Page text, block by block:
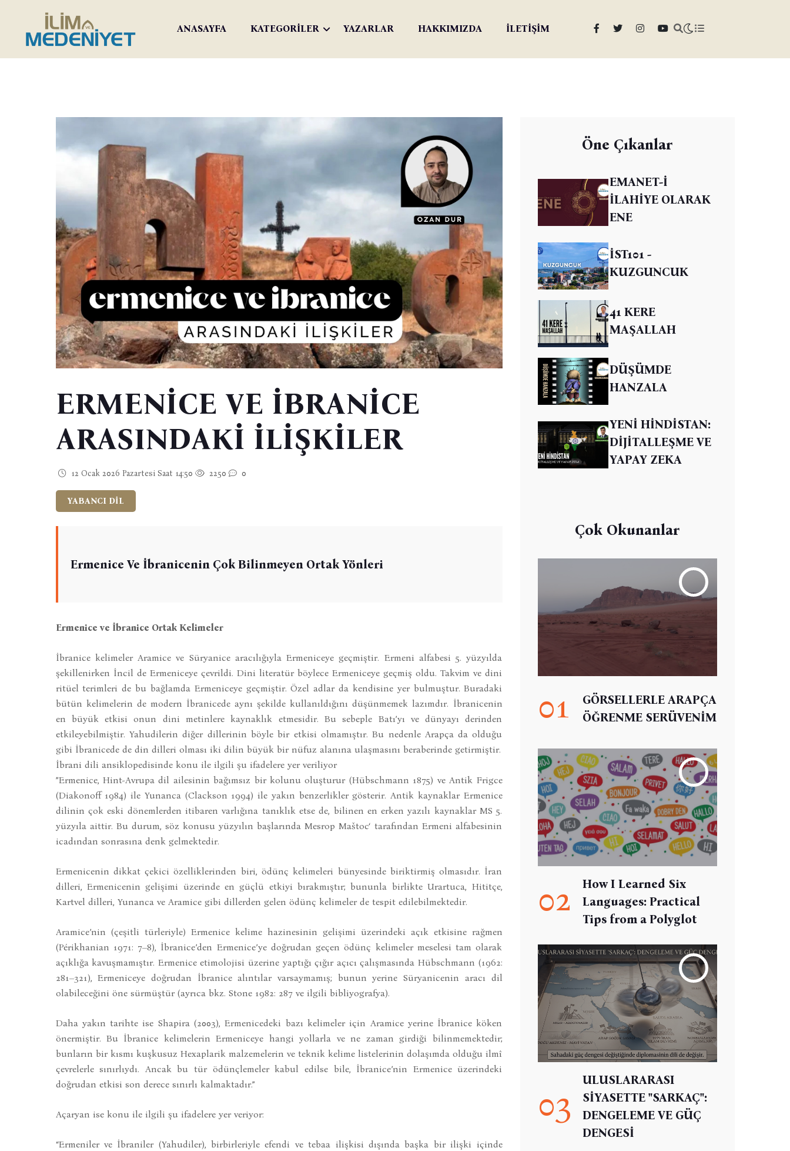
ANASAYFA KATEGORİLER YAZARLAR HAKKIMIZDA İLETİŞİM
ERMENİCE VE İBRANİCE
ARASINDAKİ İLİŞKİLER
12 Ocak 2026 Pazartesi Saat 14:50 2250 0
YABANCI DİL
Ermenice Ve İbranicenin Çok Bilinmeyen Ortak Yönleri
Ermenice ve İbranice Ortak Kelimeler
İbranice kelimeler Aramice ve Süryanice aracılığıyla Ermeniceye geçmiştir. Ermeni alfabesi 5. yüzyılda
şekillenirken İncil de Ermeniceye çevrildi. Dini literatür böylece Ermeniceye geçmiş oldu. Takvim ve dini
ritüel terimleri de bu bağlamda Ermeniceye geçmiştir. Özel adlar da kendisine yer bulmuştur. Buradaki
bütün kelimelerin de modern İbranicede aynı şekilde kullanıldığını düşünmemek lazımdır. İbranicenin
en büyük etkisi onun dini metinlere kaynaklık etmesidir. Bu sebeple Batı’yı ve dünyayı derinden
etkileyebilmiştir. Yahudilerin diğer dillerinin böyle bir etkisi olmamıştır. Bu nedenle Arapça da olduğu
gibi İbranicede de din dilleri olması iki dilin büyük bir nüfuz alanına ulaşmasını beraberinde getirmiştir.
İbrani dili ansiklopedisinde konu ile ilgili şu ifadelere yer veriliyor
”Ermenice, Hint-Avrupa dil ailesinin bağımsız bir kolunu oluşturur (Hübschmann 1875) ve Antik Frigce
(Diakonoff 1984) ile Yunanca (Clackson 1994) ile yakın benzerlikler gösterir. Antik kaynaklar Ermenice
dilinin çok eski dönemlerden itibaren varlığına tanıklık etse de, bilinen en erken yazılı kaynaklar MS 5.
yüzyıla aittir. Bu durum, söz konusu yüzyılın başlarında Mesrop Maštoc‘ tarafından Ermeni alfabesinin
icadından sonrasına denk gelmektedir.
Ermenicenin dikkat çekici özelliklerinden biri, ödünç kelimeleri bünyesinde biriktirmiş olmasıdır. İran
dilleri, Ermenicenin gelişimi üzerinde en güçlü etkiyi bırakmıştır; bununla birlikte Urartuca, Hititçe,
Kartvel dilleri, Yunanca ve Aramice gibi dillerden gelen ödünç kelimeler de tespit edilebilmektedir.
Aramice’nin (çeşitli türleriyle) Ermenice kelime hazinesinin gelişimi üzerindeki açık etkisine rağmen
(Périkhanian 1971: 7–8), İbranice’den Ermenice’ye doğrudan geçen ödünç kelimeler meselesi tam olarak
açıklığa kavuşmamıştır. Ermenice etimolojisi üzerine yaptığı çığır açıcı çalışmasında Hübschmann (1962:
281–321), Ermeniceye doğrudan İbranice alıntılar varsaymamış; bunun yerine Süryanicenin aracı dil
olabileceğini öne sürmüştür (ayrıca bkz. Stone 1982: 287 ve ilgili bibliyografya).
Daha yakın tarihte ise Shapira (2003), Ermenicedeki bazı kelimeler için Aramice yerine İbranice köken
önermiştir. Bu İbranice kelimelerin Ermeniceye hangi yollarla ve ne zaman girdiği bilinmemektedir;
bunların bir kısmı kuşkusuz Hexaplarik malzemelerin ve teknik kelime listelerinin dolaşımda olduğu ilmî
çevrelerle sınırlıydı. Ancak bu tür ödünçlemeler kabul edilse bile, İbranice’nin Ermenice üzerindeki
doğrudan etkisi son derece sınırlı kalmaktadır.”
Açaryan ise konu ile ilgili şu ifadelere yer veriyor:
“Ermeniler ve İbraniler (Yahudiler), birbirleriyle efendi ve tebaa ilişkisi dışında başka bir ilişki içinde
Öne Çıkanlar
EMANET-İ
İLAHİYE OLARAK
ENE
İST101 -
KUZGUNCUK
41 KERE
MAŞALLAH
DÜŞÜMDE
HANZALA
YENİ HİNDİSTAN:
DİJİTALLEŞME VE
YAPAY ZEKA
Çok Okunanlar
01
GÖRSELLERLE ARAPÇA
ÖĞRENME SERÜVENİM
02
How I Learned Six
Languages: Practical
Tips from a Polyglot
03
ULUSLARARASI
SİYASETTE "SARKAÇ":
DENGELEME VE GÜÇ
DENGESİ